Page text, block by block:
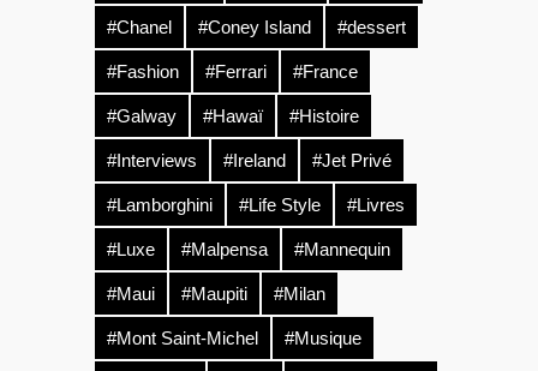
#Chanel #Coney Island #dessert
#Fashion #Ferrari #France
#Galway #Hawaï #Histoire
#Interviews #Ireland #Jet Privé
#Lamborghini #Life Style #Livres
#Luxe #Malpensa #Mannequin
#Maui #Maupiti #Milan
#Mont Saint-Michel #Musique